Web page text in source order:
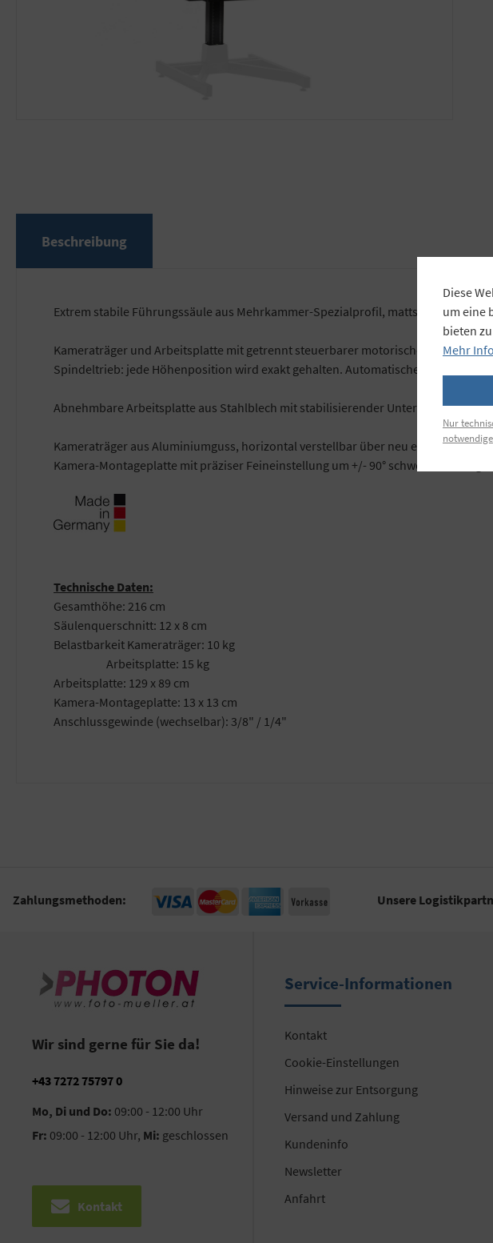
Beschreibung
Extrem stabile Führungssäule aus Mehrkammer-Spezialprofil, mattschwarz
Kameraträger und Arbeitsplatte mit getrennt steuerbarer motorischer
Spindeltrieb: jede Höhenposition wird exakt gehalten. Automatische
Abnehmbare Arbeitsplatte aus Stahlblech mit stabilisierender Unterkonstruktion.
Kameraträger aus Aluminiumguss, horizontal verstellbar über neu entwickelte
Kamera-Montageplatte mit präziser Feineinstellung um +/- 90° schwenkbar.
Technische Daten:
Gesamthöhe: 216 cm
Säulenquerschnitt: 12 x 8 cm
Belastbarkeit Kameraträger: 10 kg
Arbeitsplatte: 15 kg
Arbeitsplatte: 129 x 89 cm
Kamera-Montageplatte: 13 x 13 cm
Anschlussgewinde (wechselbar): 3/8" / 1/4"
Zahlungsmethoden: Unsere
Wir sind gerne für Sie da!
+43 7272 75797 0
Mo, Di und Do: 09:00 - 12:00 Uhr
Fr: 09:00 - 12:00 Uhr, Mi: geschlossen
Kontakt
Service-Informationen
Kontakt
Cookie-Einstellungen
Hinweise zur Entsorgung
Versand und Zahlung
Kundeninfo
Newsletter
Anfahrt
Diese
um eine
bieten
Mehr
Nur
notwendige